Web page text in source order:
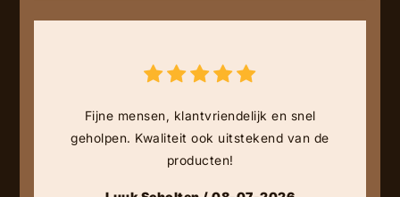
Fijne mensen, klantvriendelijk en snel
geholpen. Kwaliteit ook uitstekend van de
producten!